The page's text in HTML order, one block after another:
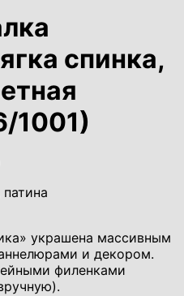
спинка,
1001)
украшена массивным
и декором.
филенками